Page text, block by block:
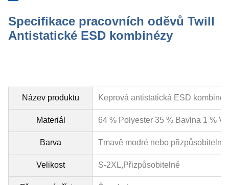
Specifikace pracovních oděvů Twill
Antistatické ESD kombinézy
Název produktu Keprová antistatická ESD
Materiál 64 % Polyester 35 % Bavlna 1 %
Barva Tmavě modré nebo přizpůsobitelné
Velikost S-2XL, Přizpůsobitelné